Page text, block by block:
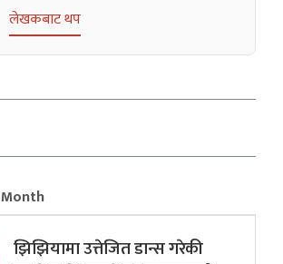
लेखकबाट थप
Month
झिझियामा उत्तेजित डान्स गरेकी